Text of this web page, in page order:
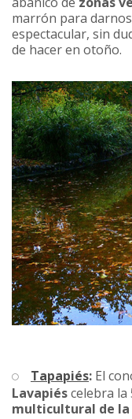
marrón para
espectacular, sin
de hacer en otoño.
Tapapiés: El
Lavapiéscelebra la
multicultural de la